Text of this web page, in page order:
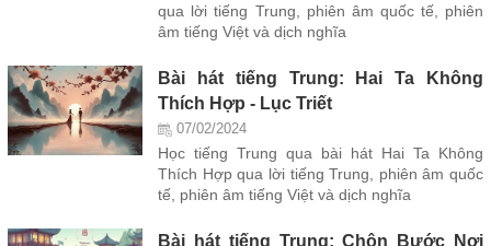
qua lời tiếng Trung, phiên âm quốc tế, phiên
âm tiếng Việt và dịch nghĩa
Bài hát tiếng Trung: Hai Ta Không
Thích Hợp - Lục Triết
07/02/2024
Học tiếng Trung qua bài hát Hai Ta Không
Thích Hợp qua lời tiếng Trung, phiên âm quốc
tế, phiên âm tiếng Việt và dịch nghĩa
Bài hát tiếng Trung: Chôn Bước Nơi